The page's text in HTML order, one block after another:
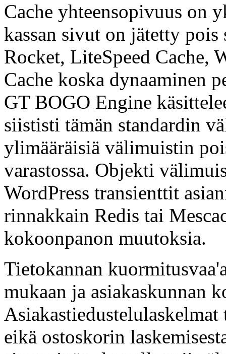
Cache yhteensopivuus on
kassan sivut on jätetty
Rocket, LiteSpeed Cache,
Cache koska dynaaminen
GT BOGO Engine
siististi tämän standardin
ylimääräisiä välimuistin
varastossa. Objekti
WordPress transienttit
rinnakkain Redis tai
kokoonpanon muutoksia.
Tietokannan
mukaan ja asiakaskunnan
eikä ostoskorin